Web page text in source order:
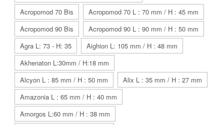
Acropomod 70 Bis
Acropomod 70 L : 70 mm / H : 45 mm
Acropomod 90 Bis
Acropomod 90 L : 90 mm / H : 50 mm
Agra L: 73 - H: 35
Aighion L: 105 mm / H : 48 mm
Akhenaton L:30mm / H:18 mm
Alcyon L : 85 mm / H : 50 mm
Alix L : 35 mm / H : 27 mm
Amazonia L : 65 mm / H : 40 mm
Amorgos L:60 mm / H : 38 mm